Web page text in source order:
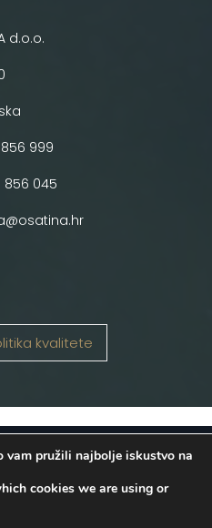
d.o.o.
999
856 045
kvalitete
2026
. Configured
prava pridržana.
pružili najbolje iskustvo na
cookies we are using or